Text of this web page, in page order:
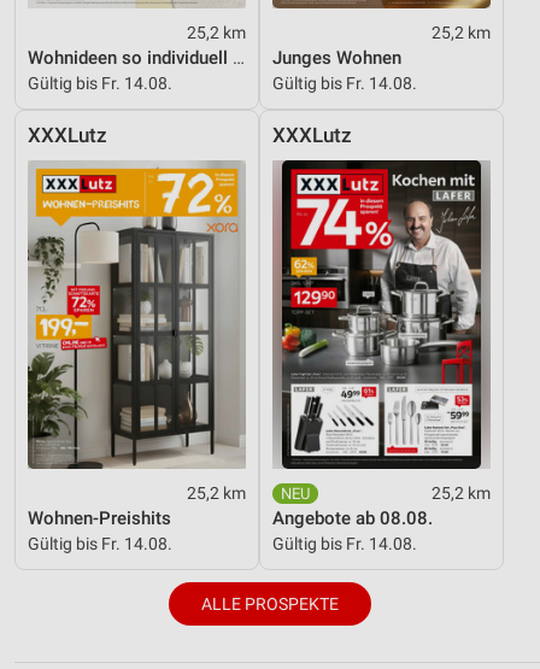
25,2 km
Wohnideen so individuell wie du!
Gültig bis Fr. 14.08.
25,2 km
Junges Wohnen
Gültig bis Fr. 14.08.
XXXLutz
25,2 km
Wohnen-Preishits
Gültig bis Fr. 14.08.
XXXLutz
25,2 km
Angebote ab 08.08.
Gültig bis Fr. 14.08.
ALLE PROSPEKTE